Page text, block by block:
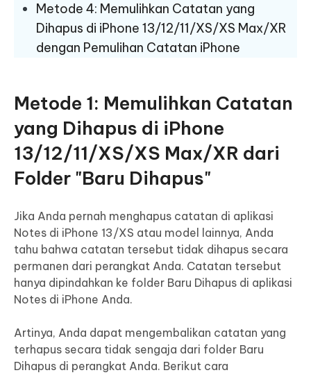
Metode 4: Memulihkan Catatan yang
Dihapus di iPhone 13/12/11/XS/XS Max/XR
dengan Pemulihan Catatan iPhone
Metode 1: Memulihkan Catatan
yang Dihapus di iPhone
13/12/11/XS/XS Max/XR dari
Folder "Baru Dihapus"
Jika Anda pernah menghapus catatan di aplikasi
Notes di iPhone 13/XS atau model lainnya, Anda
tahu bahwa catatan tersebut tidak dihapus secara
permanen dari perangkat Anda. Catatan tersebut
hanya dipindahkan ke folder Baru Dihapus di aplikasi
Notes di iPhone Anda.
Artinya, Anda dapat mengembalikan catatan yang
terhapus secara tidak sengaja dari folder Baru
Dihapus di perangkat Anda. Berikut cara